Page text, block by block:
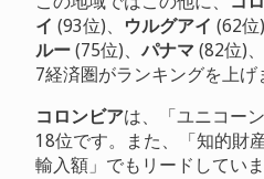
イ (93位)、 ウルグアイ (62位)
ルー(75位)、パナマ (82位)、
7経済圏がランキングを上げ
コロンビアは、「ユニコー
18位です。また、「知的財
輸入額」でもリードしていま